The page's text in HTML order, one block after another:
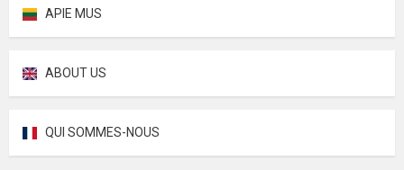
APIE MUS
ABOUT US
QUI SOMMES-NOUS